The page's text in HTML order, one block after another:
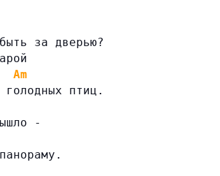
за дверью?
Am
птиц.
-